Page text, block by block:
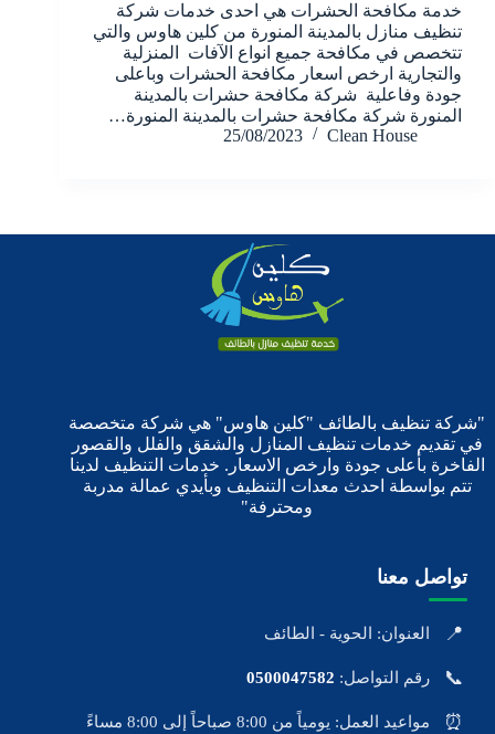
خدمة مكافحة الحشرات هي احدى خدمات شركة
تنظيف منازل بالمدينة المنورة من كلين هاوس والتي
تتخصص في مكافحة جميع انواع الآفات المنزلية
والتجارية ارخص اسعار مكافحة الحشرات وباعلى
جودة وفاعلية شركة مكافحة حشرات بالمدينة
المنورة شركة مكافحة حشرات بالمدينة المنورة…
Clean House
25/08/2023
"شركة تنظيف بالطائف "كلين هاوس" هي شركة متخصصة
في تقديم خدمات تنظيف المنازل والشقق والفلل والقصور
الفاخرة بأعلى جودة وارخص الاسعار. خدمات التنظيف لدينا
تتم بواسطة احدث معدات التنظيف وبأيدي عمالة مدربة
ومحترفة"
تواصل معنا
📍 العنوان: الحوية - الطائف
📞 رقم التواصل: 0500047582
⏰ مواعيد العمل: يومياً من 8:00 صباحاً إلى 8:00 مساءً